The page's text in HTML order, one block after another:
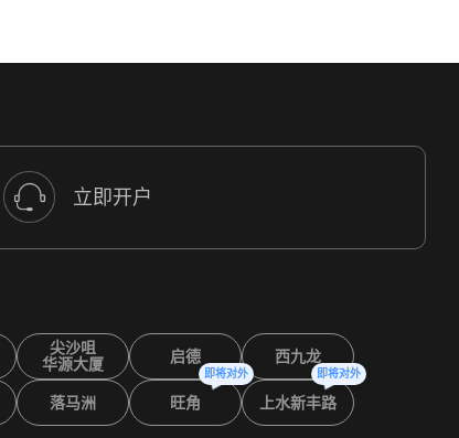
立即开户
尖沙咀
华源大厦
启德 西九龙
落马洲 旺角
即将对外
上水新丰路
即将对外